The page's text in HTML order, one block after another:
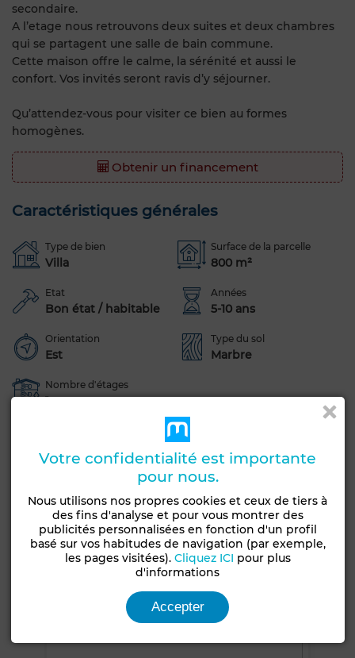
secondaire.
A l’etage nous retrouvons deux suites et deux chambres
qui se partagent une salle de bain commune.
Cette maison offre le calme, la sérénité et aussi le
confort. Vos invités seront ravis d’y séjourner.
Qu’attendez-vous pour visiter ce bien au formes
homogènes.
Obtenir un financement
Caractéristiques générales
Type de bien
Villa
Surface de la parcelle
800 m²
Etat
Bon état / habitable
Années
5-10 ans
Orientation
Est
Type du sol
Marbre
Nombre d'étages
1
Garage
Concierge Chambre rangement Meublé
Climatisation
Sécurité Double vitrage Porte blindée
Cuisine équipée Réfrigérateur Four
Machine à laver Micro-ondes
Voir plus de photos
Votre confidentialité est importante
pour nous.
Nous utilisons nos propres cookies et ceux de tiers à
des fins d'analyse et pour vous montrer des
publicités personnalisées en fonction d'un profil
basé sur vos habitudes de navigation (par exemple,
les pages visitées). Cliquez ICI pour plus
d'informations
Accepter